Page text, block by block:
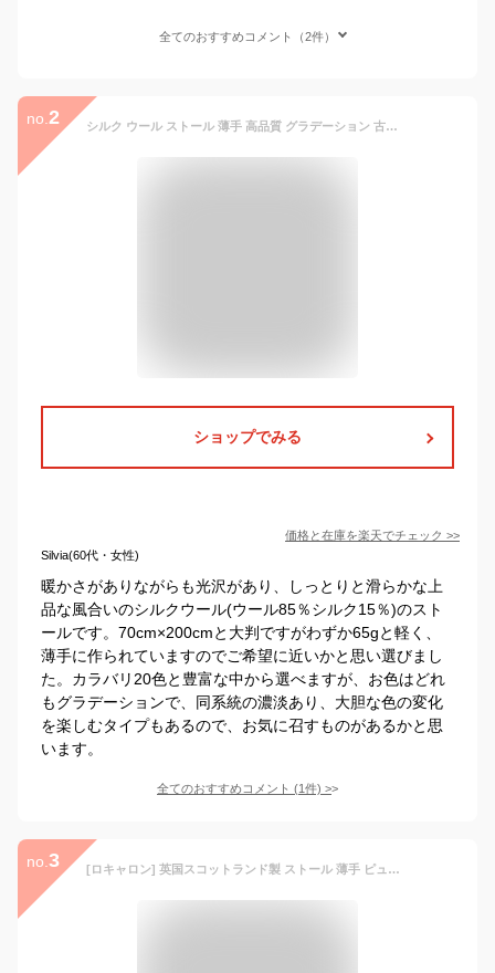
全てのおすすめコメント（2件）
no. 2 シルク ウール ストール 薄手 高品質 グラデーション 古希 還暦 誕生日 大判ストール シルクウール ショール ガーゼ 秋 秋冬 カシミヤタッチ パシュミナ メンズ レディース 春 春物 春夏 【Chunni】 【送料無料】
ショップでみる
価格と在庫を楽天でチェック >>
Silvia(60代・女性)
暖かさがありながらも光沢があり、しっとりと滑らかな上
品な風合いのシルクウール(ウール85％シルク15％)のスト
ールです。70cm×200cmと大判ですがわずか65gと軽く、
薄手に作られていますのでご希望に近いかと思い選びまし
た。カラバリ20色と豊富な中から選べますが、お色はどれ
もグラデーションで、同系統の濃淡あり、大胆な色の変化
を楽しむタイプもあるので、お気に召すものがあるかと思
います。
全てのおすすめコメント (1件) >
no. 3 [ロキャロン] 英国スコットランド製 ストール 薄手 ピュアニューウール 大判 タータンチェック (アイルオブスカイ